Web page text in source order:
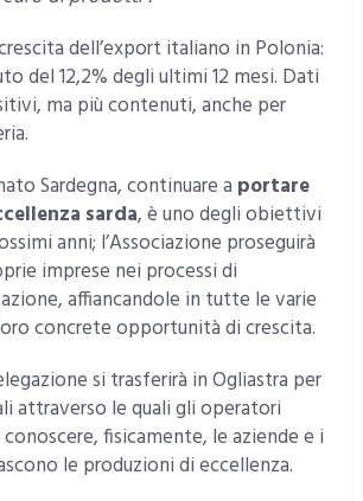
dell’export italiano in Polonia:
del 12,2% degli ultimi 12 mesi. Dati
ma più contenuti, anche per
Sardegna, continuare a portare
sarda, è uno degli obiettivi
anni; l’Associazione proseguirà
imprese nei processi di
affiancandole in tutte le varie
concrete opportunità di crescita.
si trasferirà in Ogliastra per
attraverso le quali gli operatori
fisicamente, le aziende e i
le produzioni di eccellenza.